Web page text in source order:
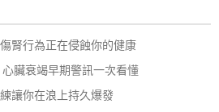
腎行為正在侵蝕你的健康
臟衰竭早期警訊一次看懂
讓你在浪上持久爆發